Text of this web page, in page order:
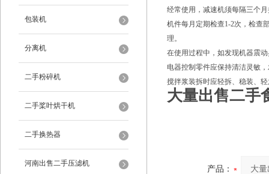
包装机
分离机
二手粉碎机
二手桨叶烘干机
二手换热器
河南出售二手压滤机
经常使用，减速机须每隔三个
机件每月定期检查1-2次，检查
理。
在使用过程中，如发现机器震
电器控制零件应保持清洁灵敏
搅拌浆装拆时应轻拆、稳装、
大量出售二手
产品：